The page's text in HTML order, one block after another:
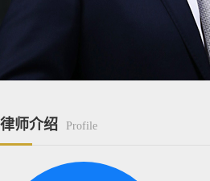
律师介绍 Profile